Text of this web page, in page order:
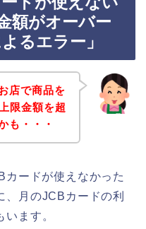
額がオーバー
るエラー」
店で商品を
限金額を超
も・・・
ードが使えなかった
、月のJCBカードの利
ます。